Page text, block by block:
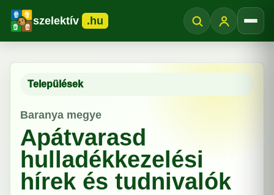
szelektív .hu
Települések
Baranya megye
Apátvarasd
hulladékkezelési
hírek és tudnivalók